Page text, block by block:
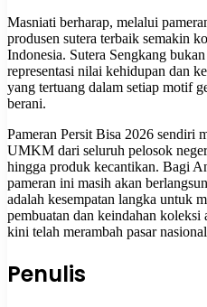
Masniati berharap, melalui
produsen sutera terbaik semakin
Indonesia. Sutera Sengkang
representasi nilai kehidupan dan
yang tertuang dalam setiap motif
berani.
Pameran Persit Bisa 2026 sendiri
UMKM dari seluruh pelosok
hingga produk kecantikan. Bagi
pameran ini masih akan
adalah kesempatan langka untuk
pembuatan dan keindahan
kini telah merambah pasar
Penulis